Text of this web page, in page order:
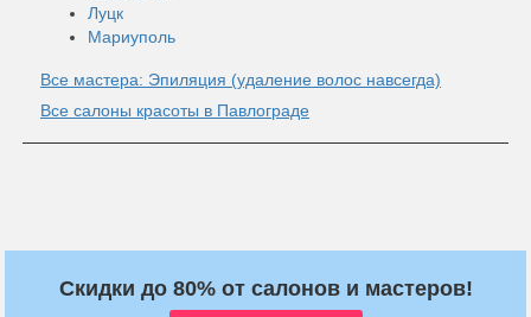
Луцк
Мариуполь
Все мастера: Эпиляция (удаление волос навсегда)
Все салоны красоты в Павлограде
Скидки до 80% от салонов и мастеров!